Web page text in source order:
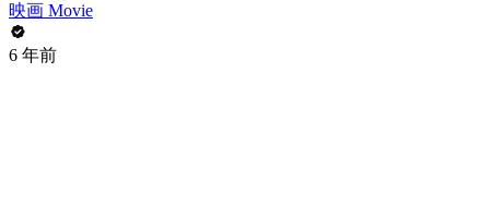
映画 Movie
6 年前